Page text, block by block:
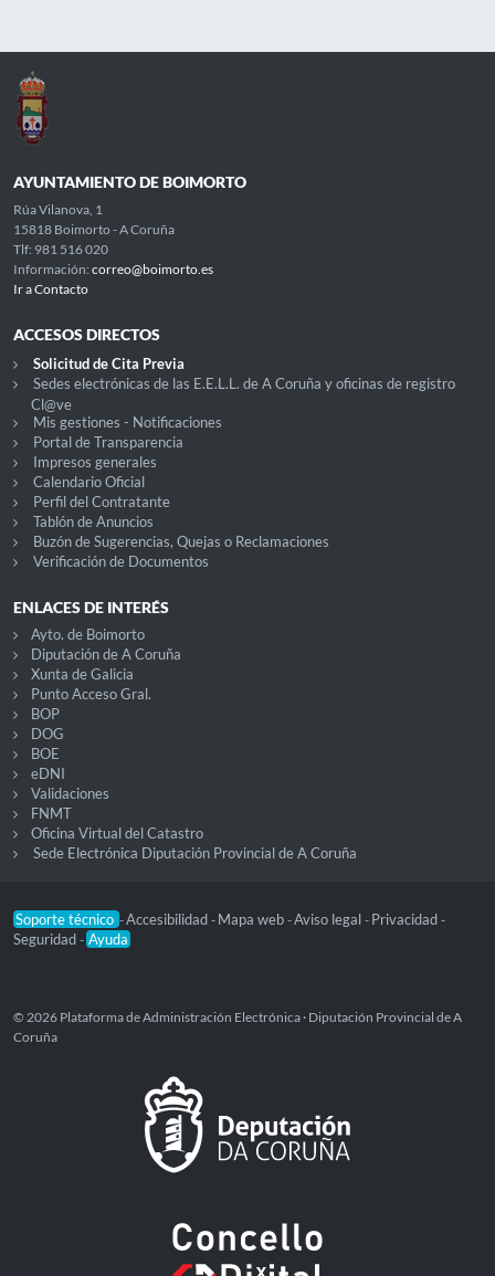
AYUNTAMIENTO DE BOIMORTO
Rúa Vilanova, 1
15818 Boimorto - A Coruña
Tlf: 981 516 020
Información: correo@boimorto.es
Ir a Contacto
ACCESOS DIRECTOS
Solicitud de Cita Previa
Sedes electrónicas de las E.E.L.L. de A Coruña y oficinas de registro
Cl@ve
Mis gestiones - Notificaciones
Portal de Transparencia
Impresos generales
Calendario Oficial
Perfil del Contratante
Tablón de Anuncios
Buzón de Sugerencias, Quejas o Reclamaciones
Verificación de Documentos
ENLACES DE INTERÉS
Ayto. de Boimorto
Diputación de A Coruña
Xunta de Galicia
Punto Acceso Gral.
BOP
DOG
BOE
eDNI
Validaciones
FNMT
Oficina Virtual del Catastro
Sede Electrónica Diputación Provincial de A Coruña
Soporte técnico -Accesibilidad - Mapa web -Aviso legal - Privacidad -
Seguridad - Ayuda
© 2026 Plataforma de Administración Electrónica · Diputación Provincial de A
Coruña